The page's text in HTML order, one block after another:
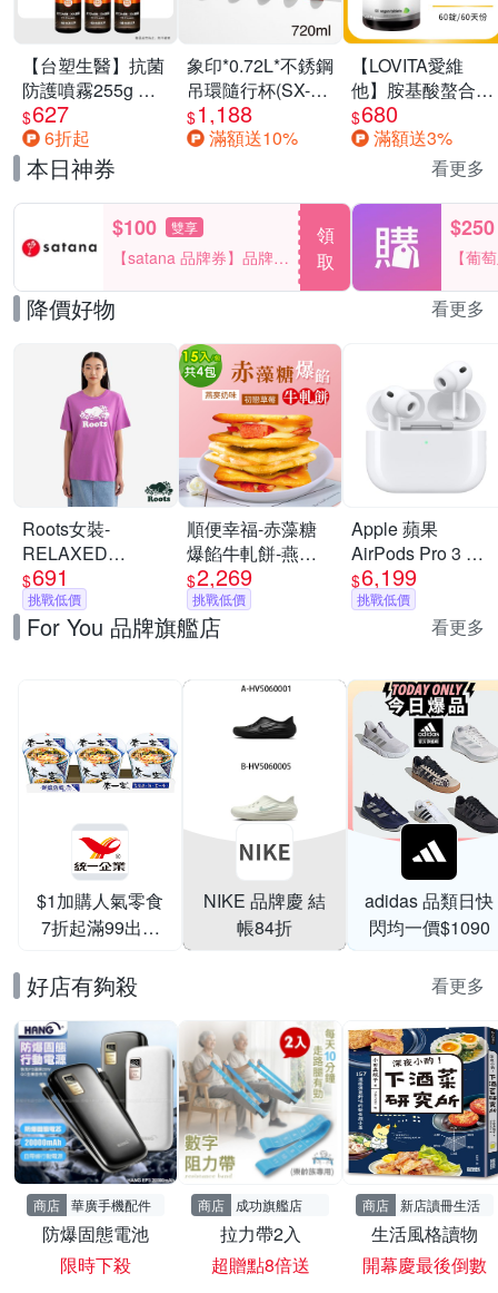
【台塑生醫】抗菌
防護噴霧255g 三
入組
$627
6折起
象印*0.72L*不銹鋼
吊環隨行杯(SX-
LA72H)
$1,188
滿額送10%
【LOVITA愛維
他】胺基酸螯合鋅
x2瓶30mg素食錠
(鋅錠)
$680
滿額送3%
本日神券 看更多
$100 雙享
【satana 品牌券】品牌週
一件折$100
領
取
$250
【葡
品滿
降價好物 看更多
Roots女裝-
RELAXED
COOPER 短袖上
衣-淡莓紫
$691
挑戰低價
順便幸福-赤藻糖
爆餡牛軋餅-燕麥
奶味x2包+初戀草
莓x2包(果乾 下午
茶)
$2,269
挑戰低價
Apple 蘋果
AirPods Pro 3 主
動式降噪 藍芽耳機
原廠保固 公司貨
USB-C MagSafe
$6,199
挑戰低價
For You 品牌旗艦店 看更多
$1加購人氣零食
7折起滿99出貨
NIKE 品牌慶 結
帳84折
adidas 品類日快
閃均一價$1090
好店有夠殺 看更多
商店 華廣手機配件
防爆固態電池
限時下殺
商店 成功旗艦店
拉力帶2入
超贈點8倍送
商店 新店讀冊生活
生活風格讀物
開幕慶最後倒數